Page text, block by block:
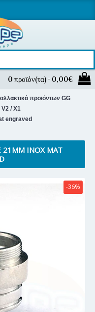
0 προϊόν(τα) - 0,00€
προιόντων GG
/ X1
engraved
21MM INOX MAT
-36%